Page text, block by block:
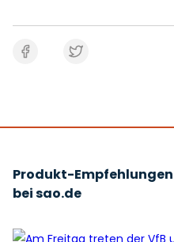
Produkt-
bei sao.de